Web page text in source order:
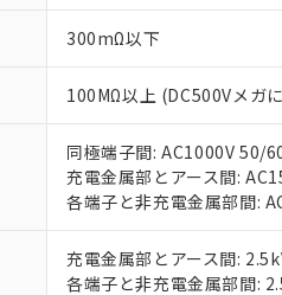
300mΩ以下
100MΩ以上 (DC500Vメガ
同極端子間: AC1000V 50/
充電金属部とアース間:
各端子と非充電金属部間:
充電金属部とアース間:
各端子と非充電金属部間:
本サービス
在庫状況お
のであり、
い。
正式な納期
当社販売員
オムロン制御
在庫状況お
す。
マイパーツ
*EU RoHS指令（10物質
六価クロム(Cr(Ⅵ))
但し、RoHS指令で産業
※2 対応予定月
部品在庫の切り替
*中国RoHS10物質の基
Pb(鉛) :1000ppm、 Hg(
Cr(Ⅵ)(六価クロム) :
DBP(フタル酸ジブチル
DEHP(フタル酸ビス(2-
※2 環境保護使
「ｅ」：有害物質
「10」：通常の使
当社は、こ
当社は規制
ます。
置等に一切使
当社は、貴
また当社は
たしません。
記
号
○ 一定数
△ 一定数に
機器販売